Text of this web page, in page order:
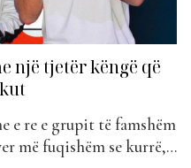
një tjetër këngë që
e re e grupit të famshëm
më fuqishëm se kurrë,